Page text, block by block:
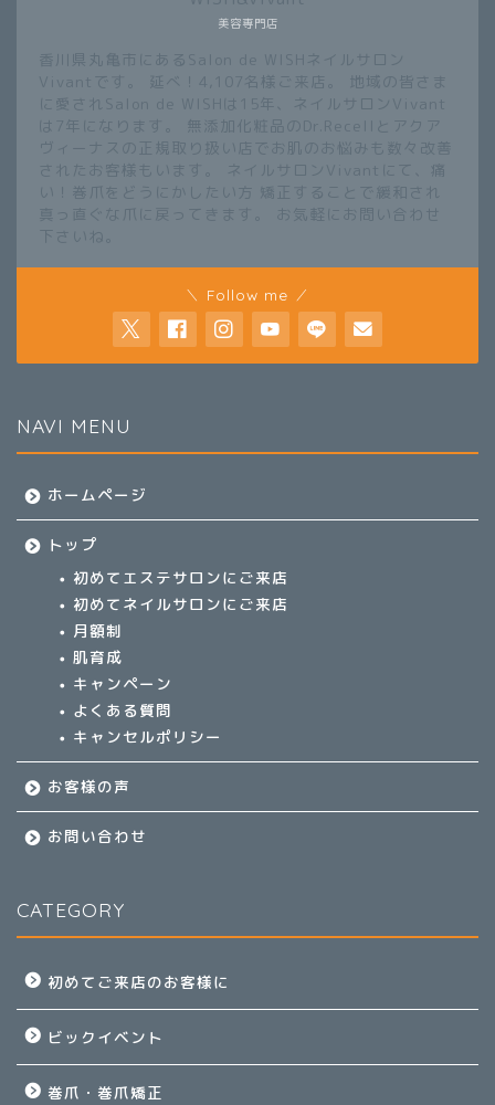
美容専門店
香川県丸亀市にあるSalon de WISHネイルサロン
Vivantです。 延べ！4,107名様ご来店。 地域の皆さま
に愛されSalon de WISHは15年、ネイルサロンVivant
は7年になります。 無添加化粧品のDr.Recellとアクア
ヴィーナスの正規取り扱い店でお肌のお悩みも数々改善
されたお客様もいます。 ネイルサロンVivantにて、痛
い！巻爪をどうにかしたい方 矯正することで緩和され
真っ直ぐな爪に戻ってきます。 お気軽にお問い合わせ
下さいね。
＼ Follow me ／
NAVI MENU
ホームページ
トップ
初めてエステサロンにご来店
初めてネイルサロンにご来店
月額制
肌育成
キャンペーン
よくある質問
キャンセルポリシー
お客様の声
お問い合わせ
CATEGORY
初めてご来店のお客様に
ビックイベント
巻爪・巻爪矯正